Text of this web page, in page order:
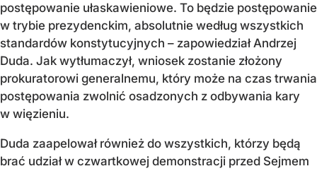
postępowanie ułaskawieniowe. To będzie postępowanie
w trybie prezydenckim, absolutnie według wszystkich
standardów konstytucyjnych – zapowiedział Andrzej
Duda. Jak wytłumaczył, wniosek zostanie złożony
prokuratorowi generalnemu, który może na czas trwania
postępowania zwolnić osadzonych z odbywania kary
w więzieniu.
Duda zaapelował również do wszystkich, którzy będą
brać udział w czwartkowej demonstracji przed Sejmem